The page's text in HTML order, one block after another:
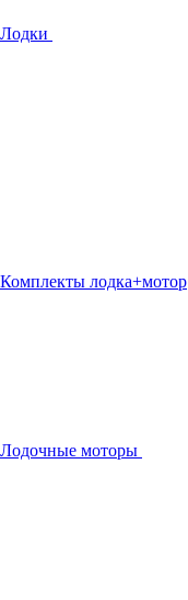
Лодки
Комплекты лодка+мотор
Лодочные моторы